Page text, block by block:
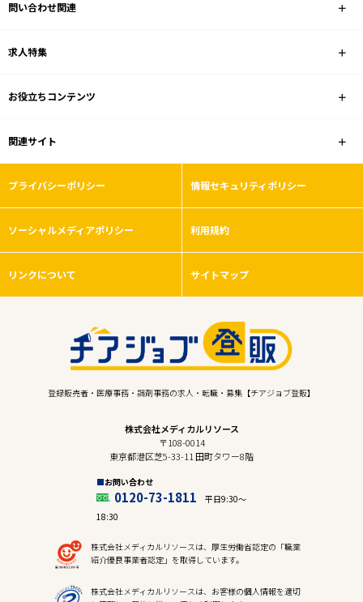
問い合わせ関連
求人特集
お役立ちコンテンツ
関連サイト
プライバシーポリシー 情報セキュリティポリシー
ソーシャルメディアポリシー 利用規約
リンクについて サイトマップ
登録販売者・医療事務・調剤事務の求人・転職・募集【チアジョブ登販】
株式会社メディカルリソース
〒108-0014
東京都港区芝5-33-11 田町タワー8階
お問い合わせ
0120-73-1811
平日9:30〜
18:30
株式会社メディカルリソースは、厚生労働省認定の「職業
紹介優良事業者認定」を取得しています。
株式会社メディカルリソースは、お客様の個人情報を適切